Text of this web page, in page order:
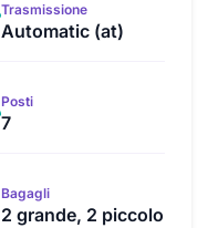
Trasmissione
Automatic (at)
Posti
7
Bagagli
2 grande, 2 piccolo